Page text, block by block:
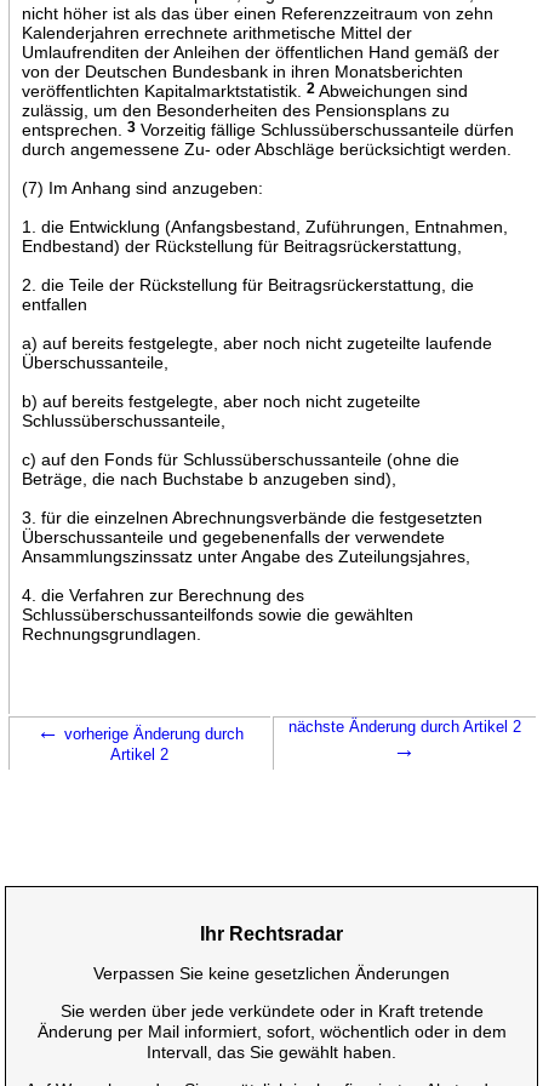
nicht höher ist als das über einen Referenzzeitraum von zehn
Kalenderjahren errechnete arithmetische Mittel der
Umlaufrenditen der Anleihen der öffentlichen Hand gemäß der
von der Deutschen Bundesbank in ihren Monatsberichten
veröffentlichten Kapitalmarktstatistik.
2Abweichungen sind
zulässig, um den Besonderheiten des Pensionsplans zu
entsprechen.
3Vorzeitig fällige Schlussüberschussanteile dürfen
durch angemessene Zu- oder Abschläge berücksichtigt werden.
(7) Im Anhang sind anzugeben:
1. die Entwicklung (Anfangsbestand, Zuführungen, Entnahmen,
Endbestand) der Rückstellung für Beitragsrückerstattung,
2. die Teile der Rückstellung für Beitragsrückerstattung, die
entfallen
a) auf bereits festgelegte, aber noch nicht zugeteilte laufende
Überschussanteile,
b) auf bereits festgelegte, aber noch nicht zugeteilte
Schlussüberschussanteile,
c) auf den Fonds für Schlussüberschussanteile (ohne die
Beträge, die nach Buchstabe b anzugeben sind),
3. für die einzelnen Abrechnungsverbände die festgesetzten
Überschussanteile und gegebenenfalls der verwendete
Ansammlungszinssatz unter Angabe des Zuteilungsjahres,
4. die Verfahren zur Berechnung des
Schlussüberschussanteilfonds sowie die gewählten
Rechnungsgrundlagen.
← vorherige Änderung durch
Artikel 2
nächste Änderung durch Artikel 2
→
Ihr Rechtsradar
Verpassen Sie keine gesetzlichen Änderungen
Sie werden über jede verkündete oder in Kraft tretende
Änderung per Mail informiert, sofort, wöchentlich oder in dem
Intervall, das Sie gewählt haben.